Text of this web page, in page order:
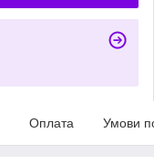
Оплата Умови